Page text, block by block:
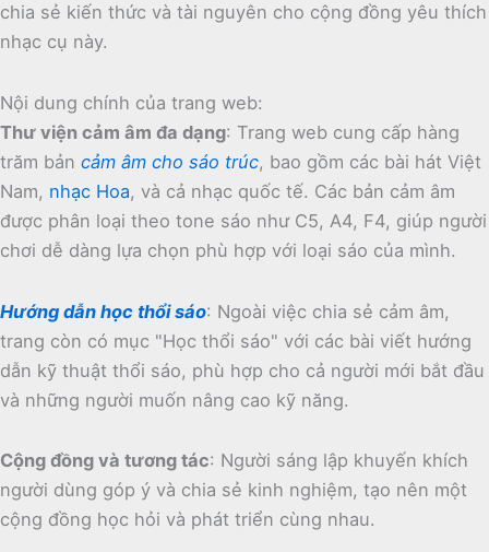
chia sẻ kiến thức và tài nguyên cho cộng đồng yêu thích
nhạc cụ này.
Nội dung chính của trang web:
Thư viện cảm âm đa dạng: Trang web cung cấp hàng
trăm bản cảm âm cho sáo trúc, bao gồm các bài hát Việt
Nam, nhạc Hoa, và cả nhạc quốc tế. Các bản cảm âm
được phân loại theo tone sáo như C5, A4, F4, giúp người
chơi dễ dàng lựa chọn phù hợp với loại sáo của mình.
Hướng dẫn học thổi sáo: Ngoài việc chia sẻ cảm âm,
trang còn có mục "Học thổi sáo" với các bài viết hướng
dẫn kỹ thuật thổi sáo, phù hợp cho cả người mới bắt đầu
và những người muốn nâng cao kỹ năng.
Cộng đồng và tương tác: Người sáng lập khuyến khích
người dùng góp ý và chia sẻ kinh nghiệm, tạo nên một
cộng đồng học hỏi và phát triển cùng nhau.